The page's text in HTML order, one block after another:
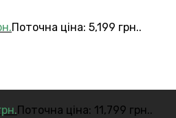
Поточна ціна: 5,199 грн..
Поточна ціна: 11,799 грн..